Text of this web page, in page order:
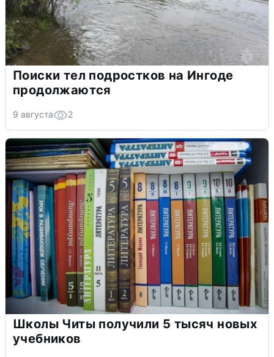
Поиски тел подростков на Ингоде
продолжаются
9 августа 2
Школы Читы получили 5 тысяч новых
учебников